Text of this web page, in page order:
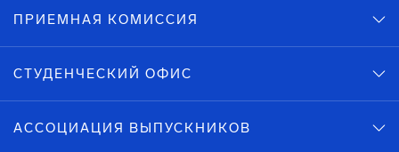
ПРИЕМНАЯ КОМИССИЯ
СТУДЕНЧЕСКИЙ ОФИС
АССОЦИАЦИЯ ВЫПУСКНИКОВ